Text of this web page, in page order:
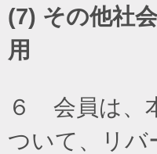
(7) その他社
用
６ 会員は、
ついて、リバ